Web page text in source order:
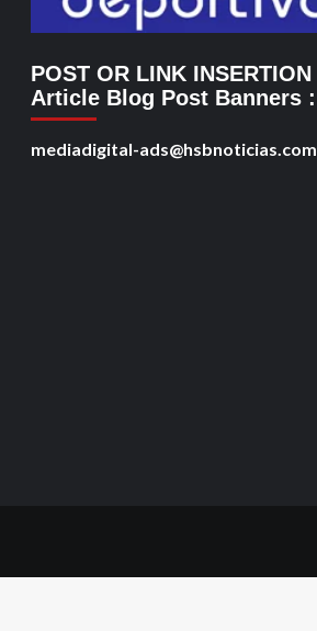
POST OR LINK INSERTION
Article Blog Post Banners :
mediadigital-ads@hsbnoticias.com